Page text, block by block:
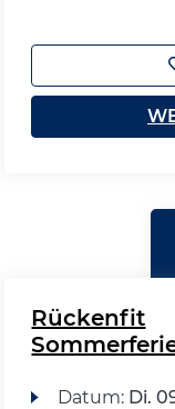
Rückenfit
Datum: Di.